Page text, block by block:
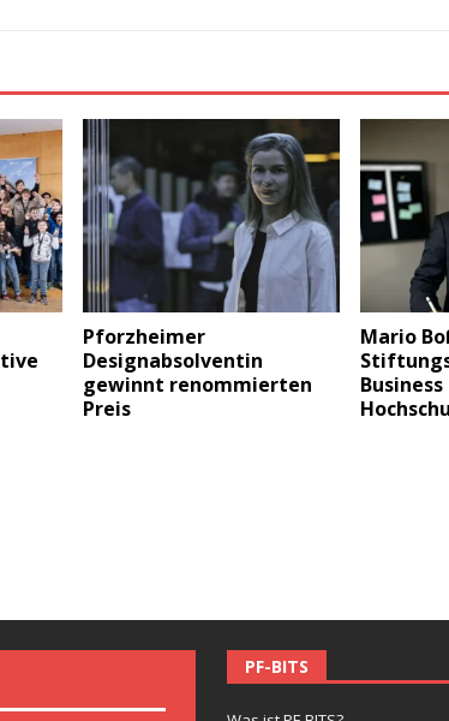
Pforzheimer
Designabsolventin
gewinnt renommierten
Preis
Mario
PF-BITS